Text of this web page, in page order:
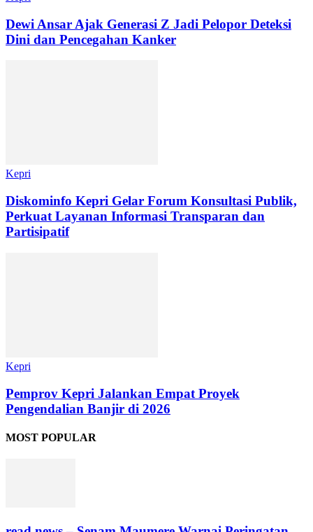
Dewi Ansar Ajak Generasi Z Jadi Pelopor Deteksi
Dini dan Pencegahan Kanker
Kepri
Diskominfo Kepri Gelar Forum Konsultasi Publik,
Perkuat Layanan Informasi Transparan dan
Partisipatif
Kepri
Pemprov Kepri Jalankan Empat Proyek
Pengendalian Banjir di 2026
MOST POPULAR